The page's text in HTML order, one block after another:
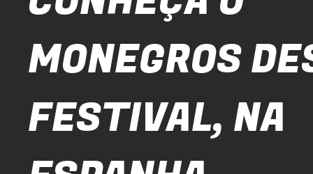
MONEGROS
FESTIVAL, NA